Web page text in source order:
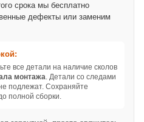
срока мы бесплатно
дефекты или заменим
все детали на наличие сколов
монтажа. Детали со следами
подлежат. Сохраняйте
полной сборки.